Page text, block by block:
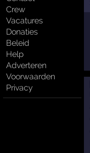
Crew
Vacatures
Donaties
Beleid
Help
Adverteren
Voorwaarden
Privacy